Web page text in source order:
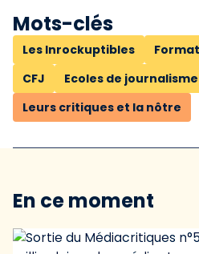
Mots-clés
Les Inrockuptibles
CFJ
Ecoles de journalisme
Leurs critiques et la nôtre
En ce moment